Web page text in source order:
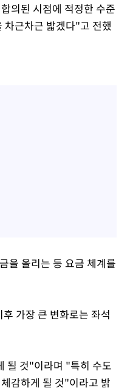
의된 시점에 적정한 수준
근차근 밟겠다"고 전했
을 올리는 등 요금 체계를
가장 큰 변화로는 좌석
될 것"이라며 "특히 수도
감하게 될 것"이라고 밝